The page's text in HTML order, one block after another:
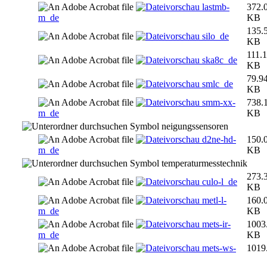
lastmb-
m_de
KB
silo_de
KB
ska8c_de
KB
smlc_de
KB
smm-xx-
m_de
KB
neigungssensoren
d2ne-hd-
m_de
KB
temperaturmesstechnik
culo-l_de
KB
metl-l-
m_de
KB
mets-ir-
m_de
KB
mets-ws-